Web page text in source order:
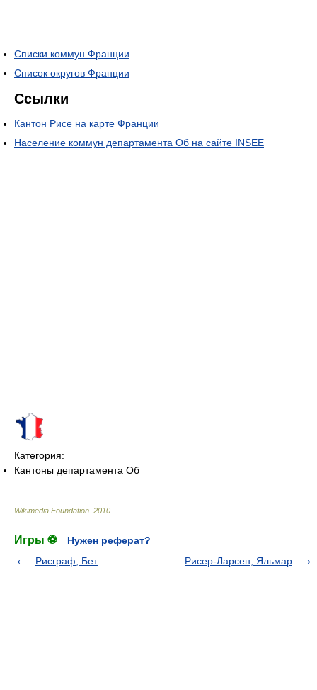
Списки коммун Франции
Список округов Франции
Ссылки
Кантон Рисе на карте Франции
Население коммун департамента Об на сайте INSEE
Категория:
Кантоны департамента Об
Wikimedia Foundation 2010
Игры ⚽
Нужен реферат?
Рисграф, Бет
Рисер-Ларсен, Яльмар